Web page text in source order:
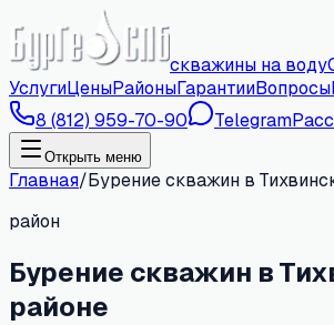
скважины на воду
УслугиЦеныРайоныГарантииВопросы
8 (812) 959-70-90
Telegram
Открыть меню
Главная/Бурение скважин в
район
Бурение скважин в
районе